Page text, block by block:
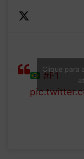
race, then
#F1
Clique para